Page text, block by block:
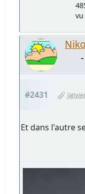
-
#2431
Et dans l'autre